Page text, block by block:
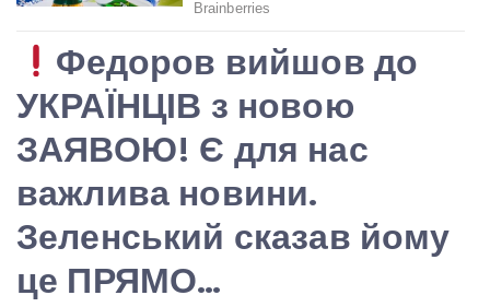
Федоров вийшов до
УКРАЇНЦІВ з новою
ЗАЯВОЮ! Є для нас
важлива новини.
Зеленський сказав йому
це ПРЯМО…